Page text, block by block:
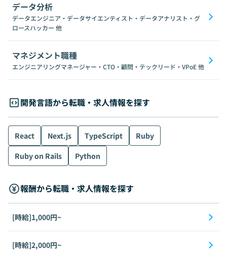
データ分析
データエンジニア・データサイエンティスト・データアナリスト・グ
ロースハッカー 他
マネジメント職種
エンジニアリングマネージャー・CTO・顧問・テックリード・VPoE他
開発言語から転職・求人情報を探す
React Next.js TypeScript
Ruby
Ruby on Rails
Python
報酬から転職・求人情報を探す
[時給]1,000円~
[時給]2,000円~